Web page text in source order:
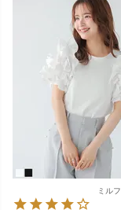
ミル